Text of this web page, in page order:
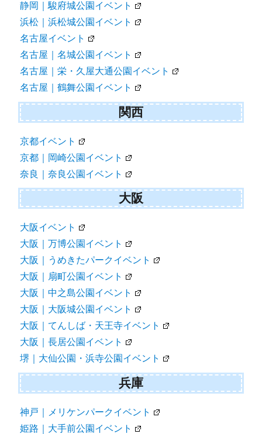
静岡｜駿府城公園イベント
浜松｜浜松城公園イベント
名古屋イベント
名古屋｜名城公園イベント
名古屋｜栄・久屋大通公園イベント
名古屋｜鶴舞公園イベント
関西
京都イベント
京都｜岡崎公園イベント
奈良｜奈良公園イベント
大阪
大阪イベント
大阪｜万博公園イベント
大阪｜うめきたパークイベント
大阪｜扇町公園イベント
大阪｜中之島公園イベント
大阪｜大阪城公園イベント
大阪｜てんしば・天王寺イベント
大阪｜長居公園イベント
堺｜大仙公園・浜寺公園イベント
兵庫
神戸｜メリケンパークイベント
姫路｜大手前公園イベント